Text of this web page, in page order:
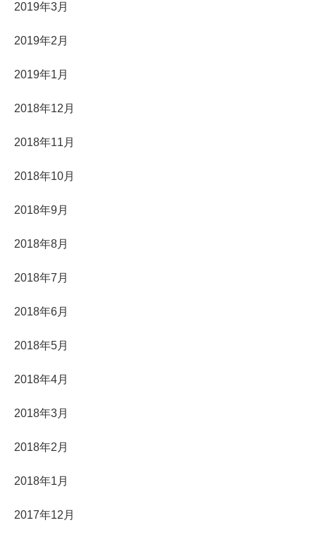
2019年3月
2019年2月
2019年1月
2018年12月
2018年11月
2018年10月
2018年9月
2018年8月
2018年7月
2018年6月
2018年5月
2018年4月
2018年3月
2018年2月
2018年1月
2017年12月